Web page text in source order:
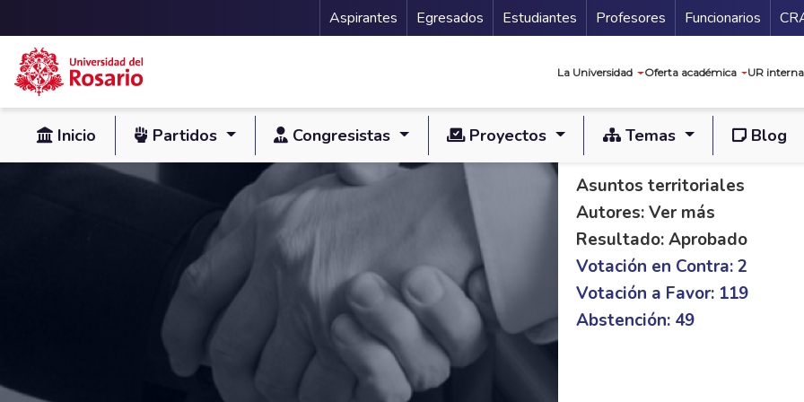
Pasar al contenido principal
Menu Secundario
Aspirantes Egresados Estudiantes Profesores Funcionarios
La Universidad Oferta académica UR
Inicio Partidos Congresistas Proyectos Temas Blog
PL C 592/21 S 159/
Asuntos territoriales
Autores: Ver más
Resultado: Aprobado
Votación en Contra: 2
Votación a Favor: 119
Abstención: 49